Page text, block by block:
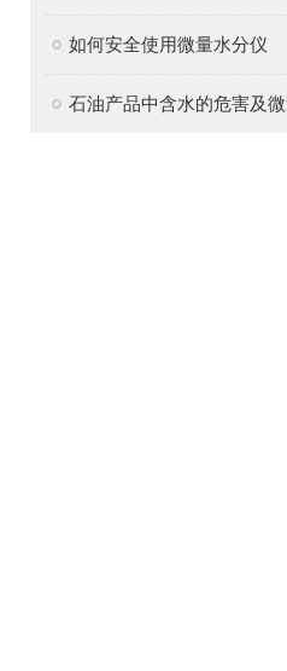
如何安全使用微量水分仪